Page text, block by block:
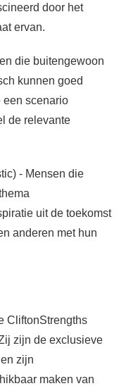
door het
ervan.
die buitengewoon
kunnen goed
een scenario
de relevante
- Mensen die
uit de toekomst
anderen met hun
CliftonStrengths
zijn de exclusieve
zijn
maken van